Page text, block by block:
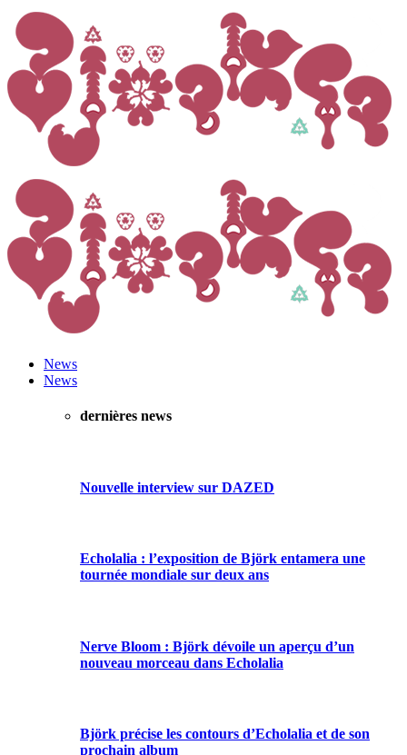
News
News
dernières news
Nouvelle interview sur DAZED
Echolalia : l’exposition de Björk entamera une
tournée mondiale sur deux ans
Nerve Bloom : Björk dévoile un aperçu d’un
nouveau morceau dans Echolalia
Björk précise les contours d’Echolalia et de son
prochain album